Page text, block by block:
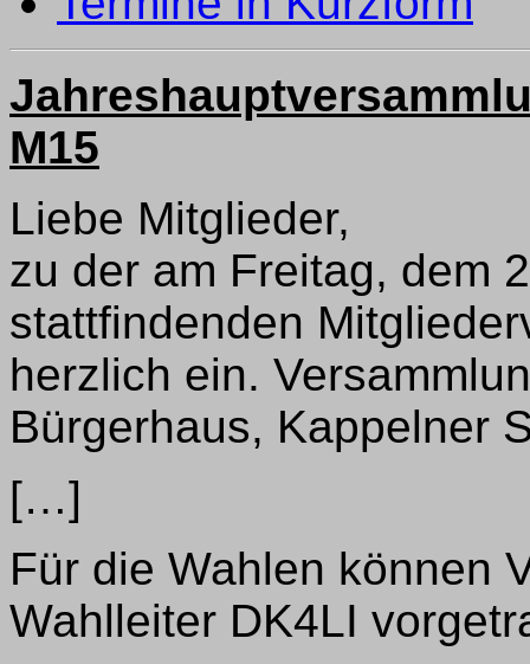
M15
Liebe Mitglieder,
zu der am Freitag, dem
stattfindenden
herzlich ein.
Bürgerhaus, Kappelner
[…]
Für die Wahlen können
Wahlleiter DK4LI